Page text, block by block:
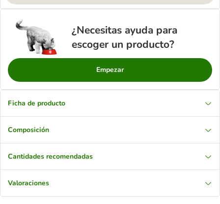
¿Necesitas ayuda para
escoger un producto?
Empezar
Ficha de producto
Composición
Cantidades recomendadas
Valoraciones